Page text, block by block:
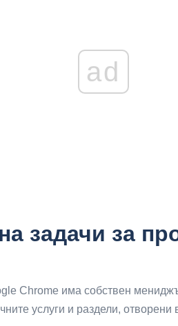
ad
задачи за
Chrome има собствен
услуги и раздели, отворени